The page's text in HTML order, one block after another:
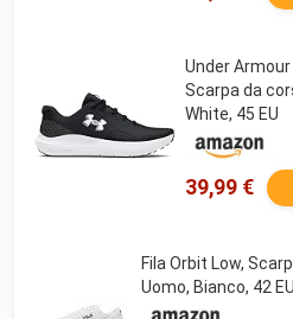
Under Armour
Scarpa da
White, 45 EU
39,99 €
Fila Orbit Low,
Uomo, Bianco, 42 EU